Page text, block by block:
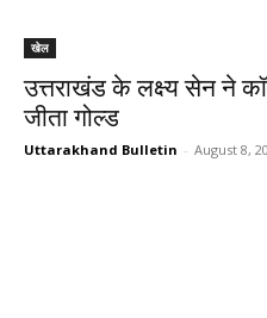
खेल
उत्तराखंड के लक्ष्य सेन ने
जीता गोल्ड
Uttarakhand Bulletin - August 8,